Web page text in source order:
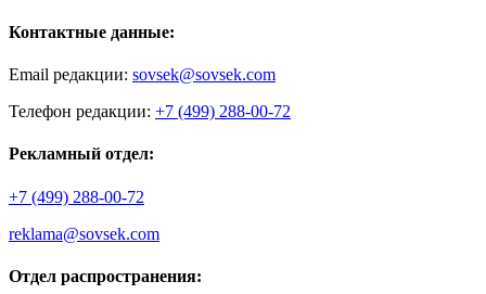
Контактные данные:
Email редакции: sovsek@sovsek.com
Телефон редакции: +7 (499) 288-00-72
Рекламный отдел:
+7 (499) 288-00-72
reklama@sovsek.com
Отдел распространения: